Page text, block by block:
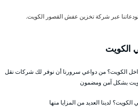
عبر شركة تخزين عفش القصور الكويت.
الكويت؟ من دواعي سرورنا أن نوفر لك شركات نقل
بشكل آمن ومضمون
لدينا العديد من المزايا منها